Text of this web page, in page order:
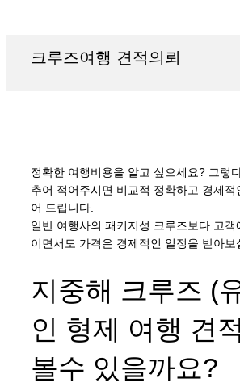
크루즈여행 견적의뢰
정확한 여행비용을 알고 싶으세요? 그렇
추어 적어주시면 비교적 정확하고 경제적
어 드립니다.
일반 여행사의 패키지성 크루즈보다 고객
이면서도 가격은 경제적인 일정을 받아보
지중해 크루즈 (
인 형제 여행 견
볼수 있을까요?